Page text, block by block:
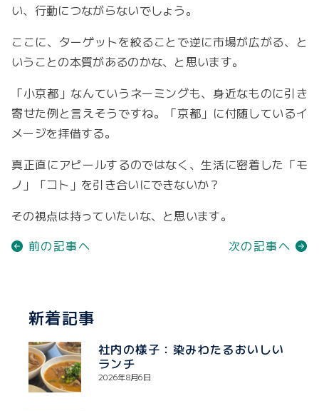
い、行動につながらないでしょう。
ここに、ターゲットを絞ることで逆に市場が広がる、と
いうことの本質があるのかな、と思います。
「小京都」なんていうネーミングも、身近なものに引き
寄せた例と言えそうですね。「京都」に付随しているイ
メージを拝借する。
真正直にアピールするのではなく、生活に密着した「モ
ノ」「コト」を引き合いにできないか？
その視点は持っていたいな、と思います。
前の記事へ
次の記事へ
新着記事
社内の様子：染みわたるおいしい
ランチ
2026年8月6日